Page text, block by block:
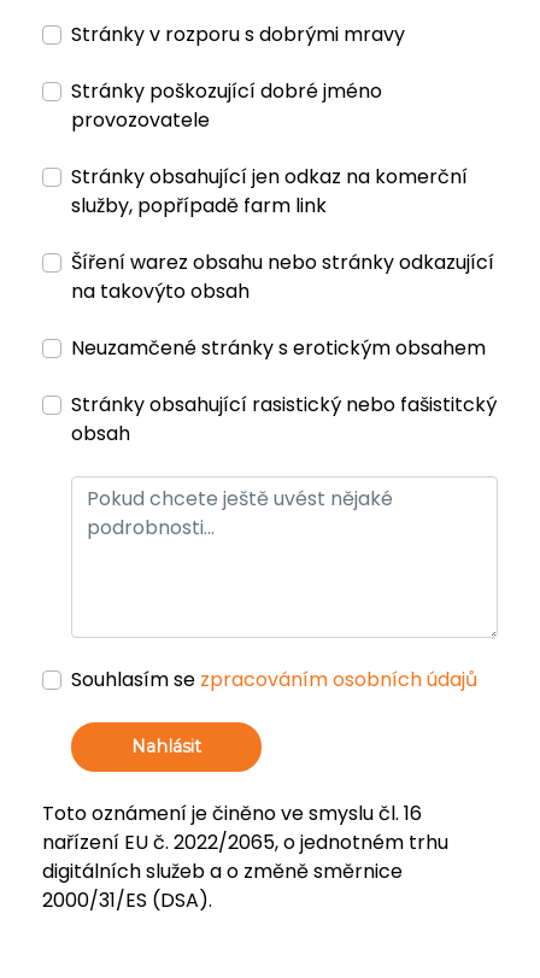
Stránky v rozporu s dobrými mravy
Stránky poškozující dobré jméno
provozovatele
Stránky obsahující jen odkaz na komerční
služby, popřípadě farm link
Šíření warez obsahu nebo stránky odkazující
na takovýto obsah
Neuzamčené stránky s erotickým obsahem
Stránky obsahující rasistický nebo fašistitcký
obsah
Souhlasím se zpracováním osobních údajů
Nahlásit
Toto oznámení je činěno ve smyslu čl. 16
nařízení EU č. 2022/2065, o jednotném trhu
digitálních služeb a o změně směrnice
2000/31/ES (DSA).